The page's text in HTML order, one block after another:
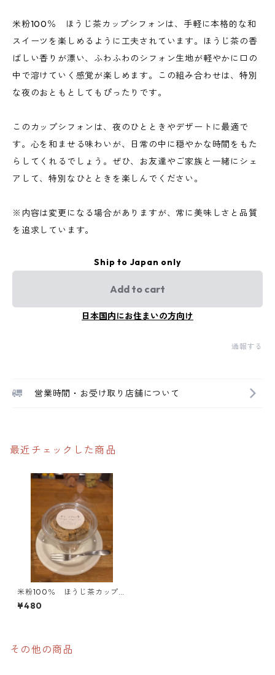
米粉100％ ほうじ茶カップシフォンは、手軽に本格的な和
スイーツを楽しめるように工夫されています。ほうじ茶の香
ばしい香りが漂い、ふわふわのシフォン生地が軽やかに口の
中で溶けていく感覚が楽しめます。この組み合わせは、特別
な夜のおともとしてもぴったりです。
このカップシフォンは、夜のひとときやデザートに最適で
す。心を和ませる味わいが、日常の中に穏やかな時間をもた
らしてくれるでしょう。ぜひ、お友達やご家族と一緒にシェ
アして、特別なひとときを楽しんでください。
※内容は変更になる場合がありますが、常に美味しさと品質
を追求しています。
Ship to Japan only
Add to cart
日本国内にお住まいの方向け
通報する
営業時間・お受け取り店舗について
最近チェックした商品
米粉100％ ほうじ茶カップシ
フォン
¥480
その他の商品